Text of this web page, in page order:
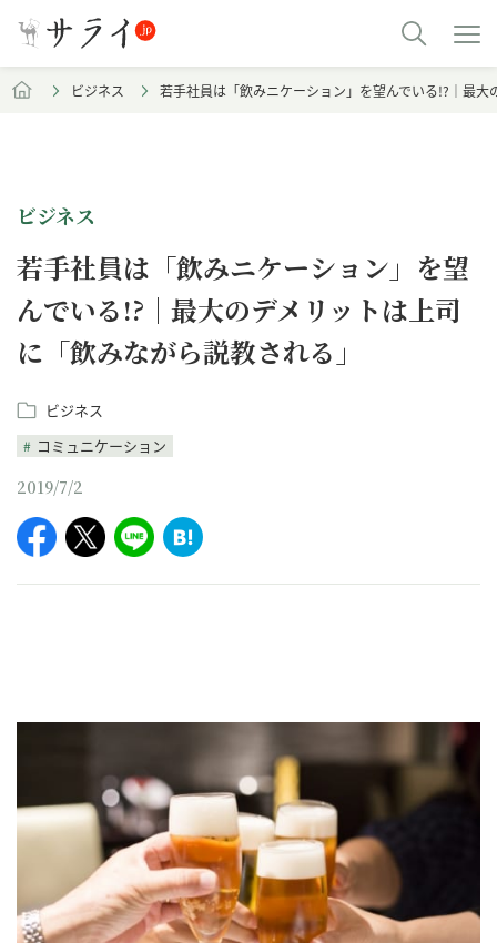
ビジネス 若手社員は「飲みニケーション」を望んでいる!?｜最
ビジネス
若手社員は「飲みニケーション」を望
んでいる!?｜最大のデメリットは上司
に「飲みながら説教される」
ビジネス
コミュニケーション
2019/7/2